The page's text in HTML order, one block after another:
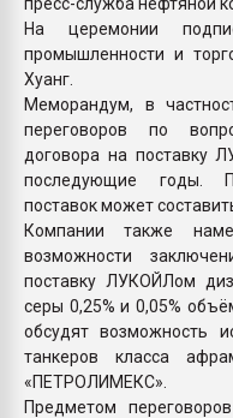
На церемонии
промышленности и
Хуанг.
Меморандум, в
переговоров по
договора на поставку
последующие годы.
поставок может
Компании также
возможности
поставку ЛУКОЙЛом
серы 0,25% и 0,05%
обсудят возможность
танкерoв класса
«ПЕТРОЛИМЕКС».
Предметом